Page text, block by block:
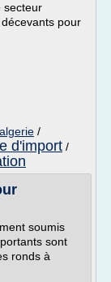
secteur
pour
/
d'import /
soumis
sont
ronds à